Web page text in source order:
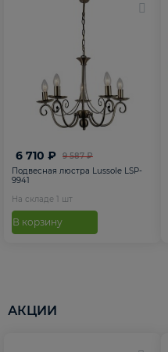
9 587 ₽
6 710 ₽
Подвесная люстра Lussole LSP-
9941
На складе 1 шт
В корзину
АКЦИИ